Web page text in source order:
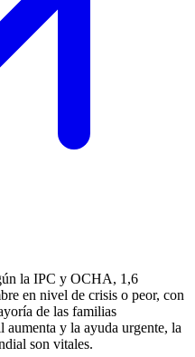
la IPC y OCHA, 1,6
en nivel de crisis o peor, con
de las familias
y la ayuda urgente, la
son vitales.